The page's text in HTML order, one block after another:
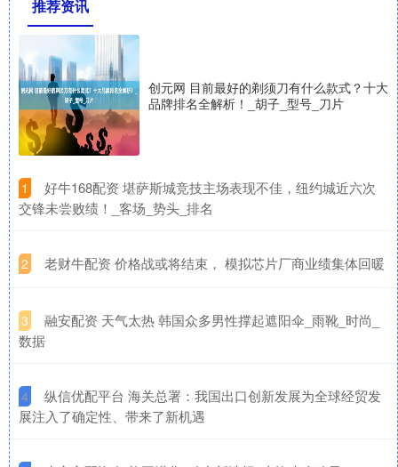
推荐资讯
创元网 目前最好的剃须刀有什么款式？十大
品牌排名全解析！_胡子_型号_刀片
1
​好牛168配资 堪萨斯城竞技主场表现不佳，纽约城近六次
交锋未尝败绩！_客场_势头_排名
2 ​老财牛配资 价格战或将结束， 模拟芯片厂商业绩集体回暖
3
​融安配资 天气太热 韩国众多男性撑起遮阳伞_雨靴_时尚_
数据
4
​纵信优配平台 海关总署：我国出口创新发展为全球经贸发
展注入了确定性、带来了新机遇